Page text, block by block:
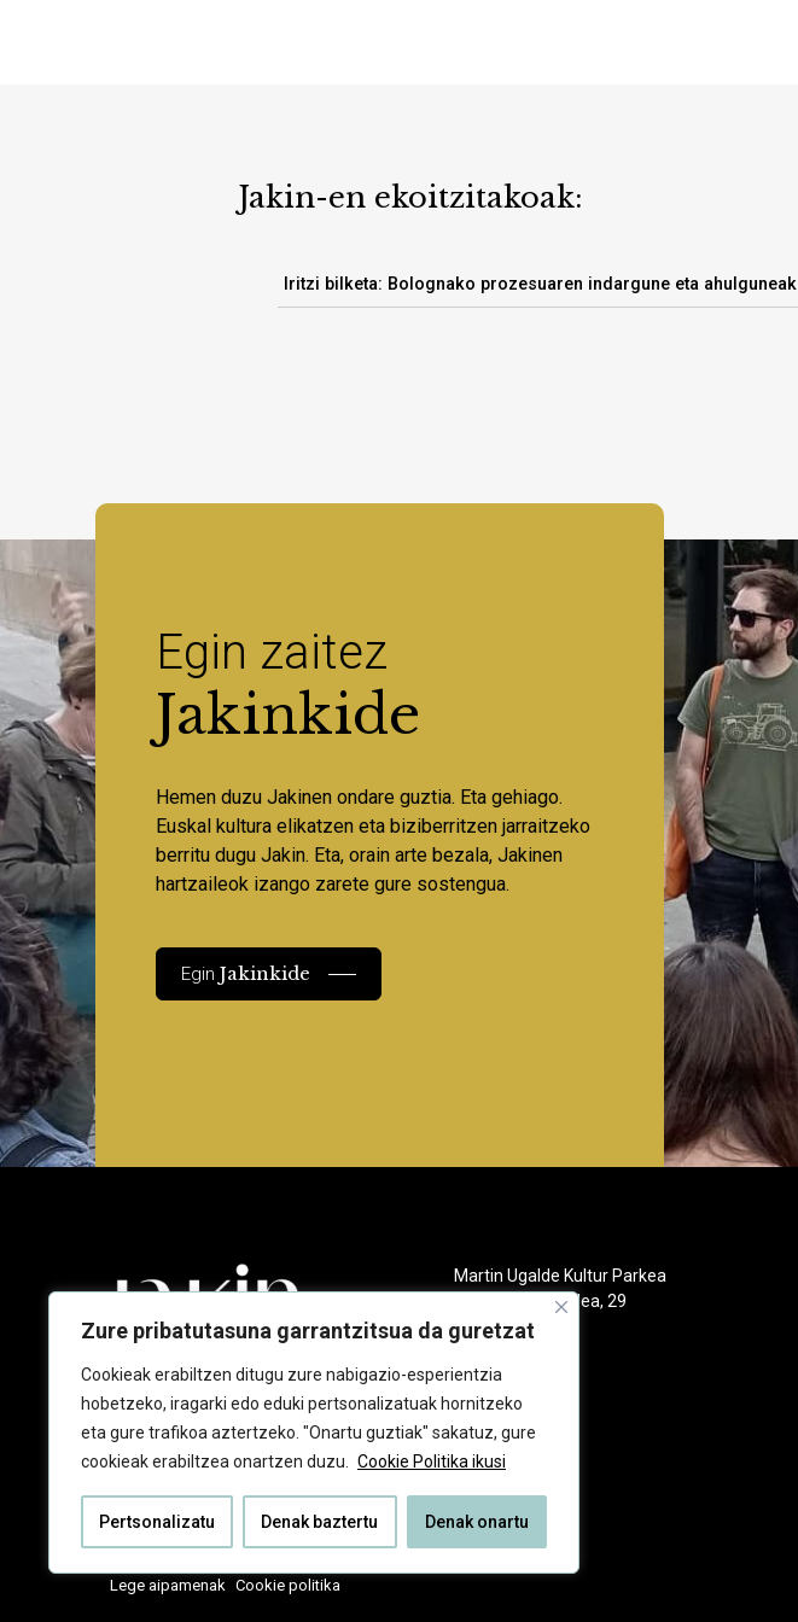
Zure pribatutasuna garrantzitsua da guretzat
Cookieak erabiltzen ditugu zure nabigazio-esperientzia
hobetzeko, iragarki edo eduki pertsonalizatuak hornitzeko
eta gure trafikoa aztertzeko. "Onartu guztiak" sakatuz, gure
cookieak erabiltzea onartzen duzu.
Cookie Politika ikusi
Pertsonalizatu Denak baztertu Denak onartu
Jakin-en ekoitzitakoak:
Iritzi bilketa: Bolognako prozesuaren indargune eta ahulguneak
Egin zaitez
Jakinkide
Hemen duzu Jakinen ondare guztia. Eta gehiago.
Euskal kultura elikatzen eta biziberritzen jarraitzeko
berritu dugu Jakin. Eta, orain arte bezala, Jakinen
hartzaileok izango zarete gure sostengua.
EginJakinkide
Martin Ugalde Kultur Parkea
Gudarien etorbidea, 29
20140 Andoain
943 218 092
jakin@jakin.eus
Lege aipamenak Cookie politika